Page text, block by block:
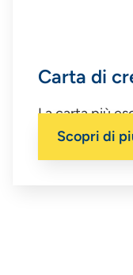
Carta di
La carta più
clienti
Scopri di